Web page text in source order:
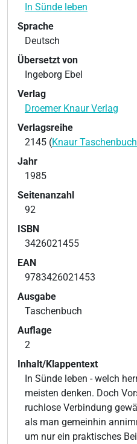
In Sünde leben
Sprache
Deutsch
Übersetzt von
Ingeborg Ebel
Verlag
Droemer Knaur Verlag
Verlagsreihe
2145 (Knaur Taschenbuch
Jahr
1985
Seitenanzahl
92
ISBN
3426021455
EAN
9783426021453
Ausgabe
Taschenbuch
Auflage
2
Inhalt/Klappentext
In Sünde leben - welch
meisten denken. Doch
ruchlose Verbindung
als man gemeinhin
um nur ein praktisches